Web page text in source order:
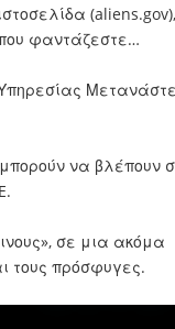
(aliens.gov),
φαντάζεστε…
Υπηρεσίας
να βλέπουν
σε μια ακόμα
τους πρόσφυγες.